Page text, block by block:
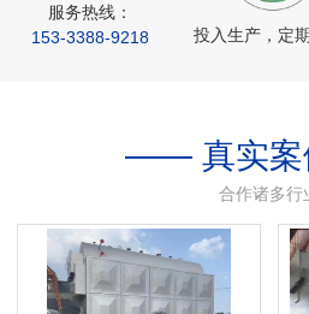
投入生产，定
服务热线：
153-3388-9218
—— 真实
合作诸多行